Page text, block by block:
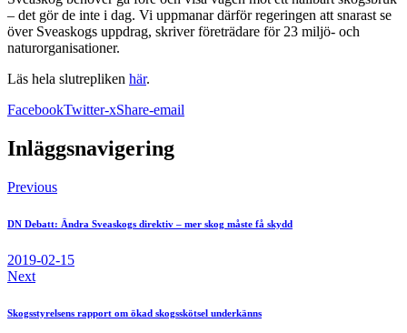
– det gör de inte i dag. Vi uppmanar därför regeringen att snarast se
över Sveaskogs uppdrag, skriver företrädare för 23 miljö- och
naturorganisationer.
Läs hela slutrepliken här.
FacebookTwitter-xShare-email
Inläggsnavigering
Previous
DN Debatt: Ändra Sveaskogs direktiv – mer skog måste få skydd
2019-02-15
Next
Skogsstyrelsens rapport om ökad skogsskötsel underkänns